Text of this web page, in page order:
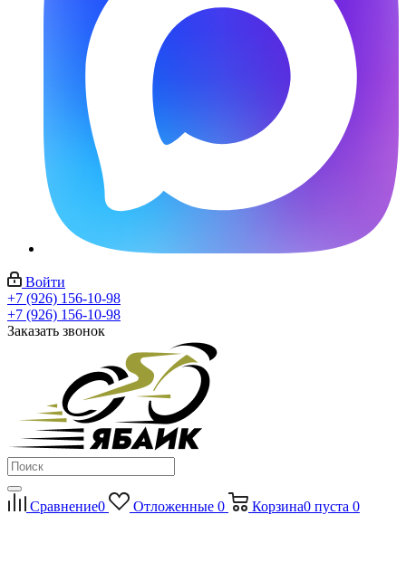
Войти
+7 (926) 156-10-98
+7 (926) 156-10-98
Заказать звонок
Сравнение0 Отложенные 0 Корзина0 пуста 0